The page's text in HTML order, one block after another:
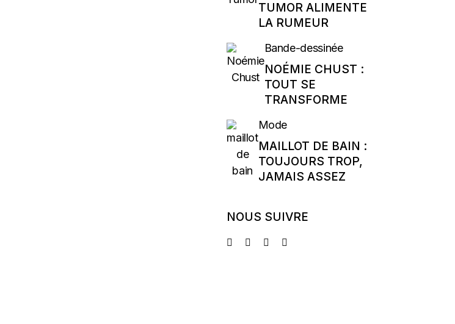
TUMOR ALIMENTE
LA RUMEUR
Bande-dessinée
NOÉMIE CHUST :
TOUT SE
TRANSFORME
Mode
MAILLOT DE BAIN :
TOUJOURS TROP,
JAMAIS ASSEZ
NOUS SUIVRE